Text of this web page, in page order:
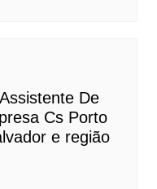
De
Cs Porto
e região